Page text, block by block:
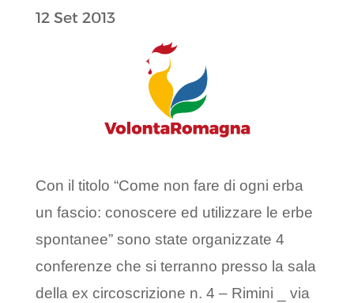
12 Set 2013
Con il titolo “Come non fare di ogni erba
un fascio: conoscere ed utilizzare le erbe
spontanee” sono state organizzate 4
conferenze che si terranno presso la sala
della ex circoscrizione n. 4 – Rimini _ via